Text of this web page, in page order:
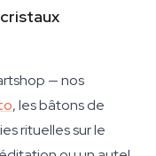
— nos
, les bâtons de
rituelles sur le